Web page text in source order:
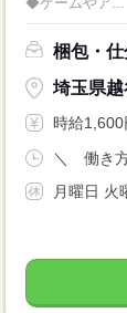
梱包・
埼玉県
時給1,600
＼ 働き
月曜日 火